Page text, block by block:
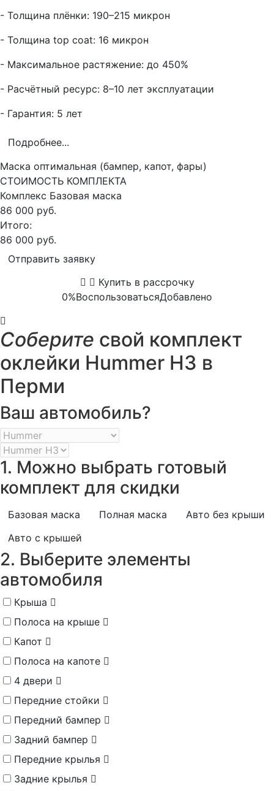
- Толщина плёнки: 190–215 микрон
- Толщина top coat: 16 микрон
- Максимальное растяжение: до 450%
- Расчётный ресурс: 8–10 лет эксплуатации
- Гарантия: 5 лет
Подробнее...
Маска оптимальная (бампер, капот, фары)
СТОИМОСТЬ КОМПЛЕКТА
Комплекс Базовая маска
86 000 руб.
Итого:
86 000 руб.
Отправить заявку
Купить в рассрочку
0%ВоспользоватьсяДобавлено
Соберите свой комплект
оклейки Hummer H3 в
Перми
Ваш автомобиль?
1. Можно выбрать готовый
комплект для скидки
Базовая маска Полная маска
Авто без крыши
Авто с крышей
2. Выберите элементы
автомобиля
Крыша
Полоса на крыше
Капот
Полоса на капоте
4 двери
Передние стойки
Передний бампер
Задний бампер
Передние крылья
Задние крылья